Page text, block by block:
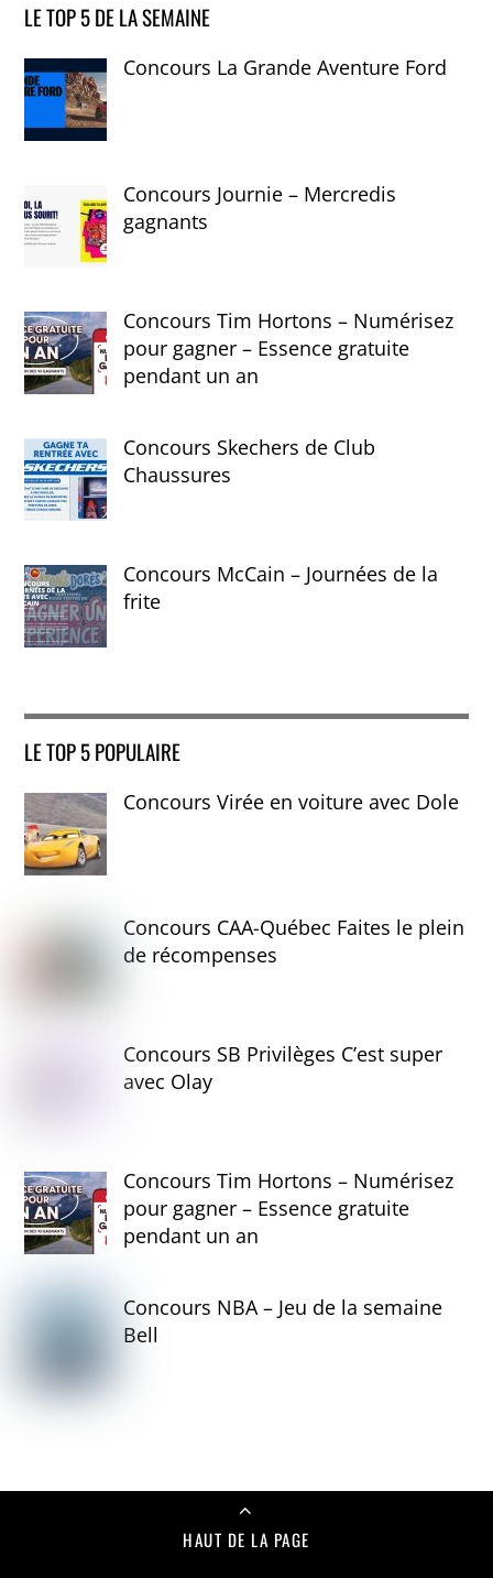
LE TOP 5 DE LA SEMAINE
Concours La Grande Aventure Ford
Concours Journie – Mercredis
gagnants
Concours Tim Hortons – Numérisez
pour gagner – Essence gratuite
pendant un an
Concours Skechers de Club
Chaussures
Concours McCain – Journées de la
frite
LE TOP 5 POPULAIRE
Concours Virée en voiture avec Dole
Concours CAA-Québec Faites le plein
de récompenses
Concours SB Privilèges C’est super
avec Olay
Concours Tim Hortons – Numérisez
pour gagner – Essence gratuite
pendant un an
Concours NBA – Jeu de la semaine
Bell
HAUT DE LA PAGE